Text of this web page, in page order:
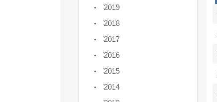
2019
2018
2017
2016
2015
2014